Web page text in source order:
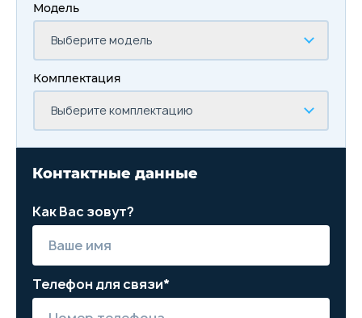
Модель
Выберите модель
Комплектация
Выберите комплектацию
Контактные данные
Как Вас зовут?
Телефон для связи*